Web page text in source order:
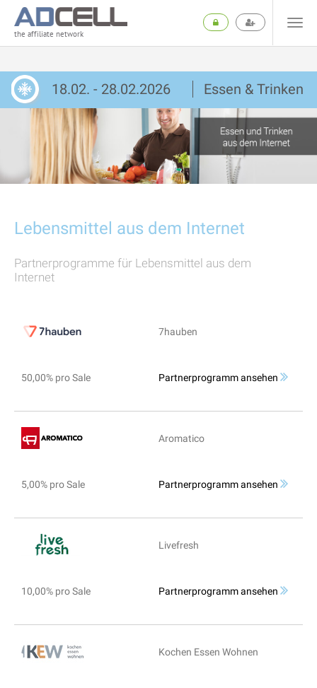
the affiliate network
18.02. - 28.02.2026 Essen & Trinken
Lebensmittel aus dem Internet
Partnerprogramme für Lebensmittel aus dem
Internet
7hauben
50,00% pro Sale Partnerprogramm ansehen
Aromatico
5,00% pro Sale Partnerprogramm ansehen
Livefresh
10,00% pro Sale Partnerprogramm ansehen
Kochen Essen Wohnen